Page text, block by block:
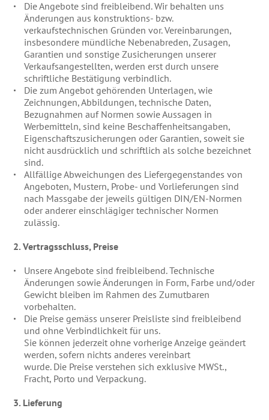
Die Angebote sind freibleibend. Wir behalten uns
Änderungen aus konstruktions- bzw.
verkaufstechnischen Gründen vor. Vereinbarungen,
insbesondere mündliche Nebenabreden, Zusagen,
Garantien und sonstige Zusicherungen unserer
Verkaufsangestellten, werden erst durch unsere
schriftliche Bestätigung verbindlich.
Die zum Angebot gehörenden Unterlagen, wie
Zeichnungen, Abbildungen, technische Daten,
Bezugnahmen auf Normen sowie Aussagen in
Werbemitteln, sind keine Beschaffenheitsangaben,
Eigenschaftszusicherungen oder Garantien, soweit sie
nicht ausdrücklich und schriftlich als solche bezeichnet
sind.
Allfällige Abweichungen des Liefergegenstandes von
Angeboten, Mustern, Probe- und Vorlieferungen sind
nach Massgabe der jeweils gültigen DIN/EN-Normen
oder anderer einschlägiger technischer Normen
zulässig.
2. Vertragsschluss, Preise
Unsere Angebote sind freibleibend. Technische
Änderungen sowie Änderungen in Form, Farbe und/oder
Gewicht bleiben im Rahmen des Zumutbaren
vorbehalten.
Die Preise gemäss unserer Preisliste sind freibleibend
und ohne Verbindlichkeit für uns.
Sie können jederzeit ohne vorherige Anzeige geändert
werden, sofern nichts anderes vereinbart
wurde. Die Preise verstehen sich exklusive MWSt.,
Fracht, Porto und Verpackung.
3. Lieferung